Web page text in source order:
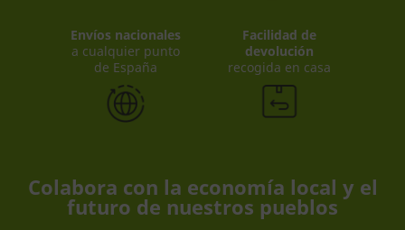
Envíos nacionales
a cualquier punto
de España
Facilidad de
devolución
recogida en casa
Colabora con la economía local y el
futuro de nuestros pueblos